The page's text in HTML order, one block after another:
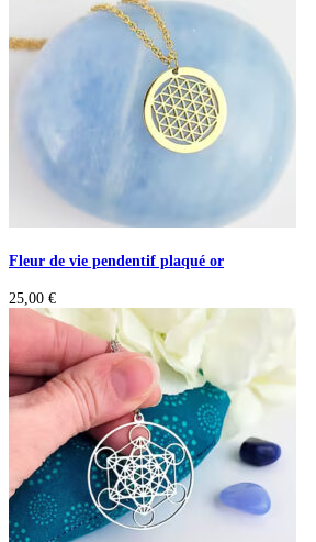
Fleur de vie pendentif plaqué or
25,00 €